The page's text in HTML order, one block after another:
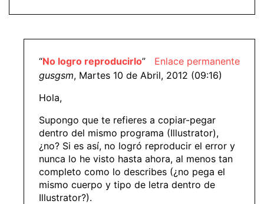
Enlace permanente
“No logro reproducirlo”
gusgsm, Martes 10 de Abril, 2012 (09:16)
Hola,
Supongo que te refieres a copiar-pegar
dentro del mismo programa (Illustrator),
¿no? Si es así, no logró reproducir el error y
nunca lo he visto hasta ahora, al menos tan
completo como lo describes (¿no pega el
mismo cuerpo y tipo de letra dentro de
Illustrator?).